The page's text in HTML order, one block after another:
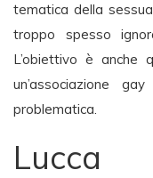
tematica della
troppo spesso
L’obiettivo è
un’associazione
problematica.
Lucca